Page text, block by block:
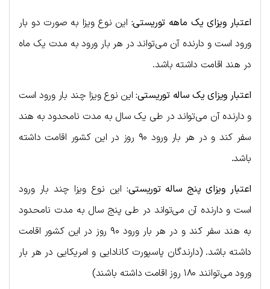
اعتبار ویزای یک ماهه توریستی: این نوع ویزا به صورت دو بار
ورود است و دارنده آن می‌تواند در هر بار ورود به مدت یک ماه
در هند اقامت داشته باشد.
اعتبار ویزای یک ساله توریستی:این نوع ویزا چند بار ورود است
و دارنده آن می‌تواند در طی یک سال به مدت نامحدود به هند
سفر کند و در هر بار ورود ۹۰ روز در این کشور اقامت داشته
باشد.
اعتبار ویزای پنج ساله توریستی: این نوع ویزا چند بار ورود
است و دارنده آن می‌تواند در طی پنج سال به مدت نامحدود
به هند سفر کند و در هر بار ورود ۹۰ روز در این کشور اقامت
داشته باشد. (دارندگان پاسپورت کانادایی و امریکایی در هر بار
ورود می‌توانند ۱۸۰ روز اقامت داشته باشند)